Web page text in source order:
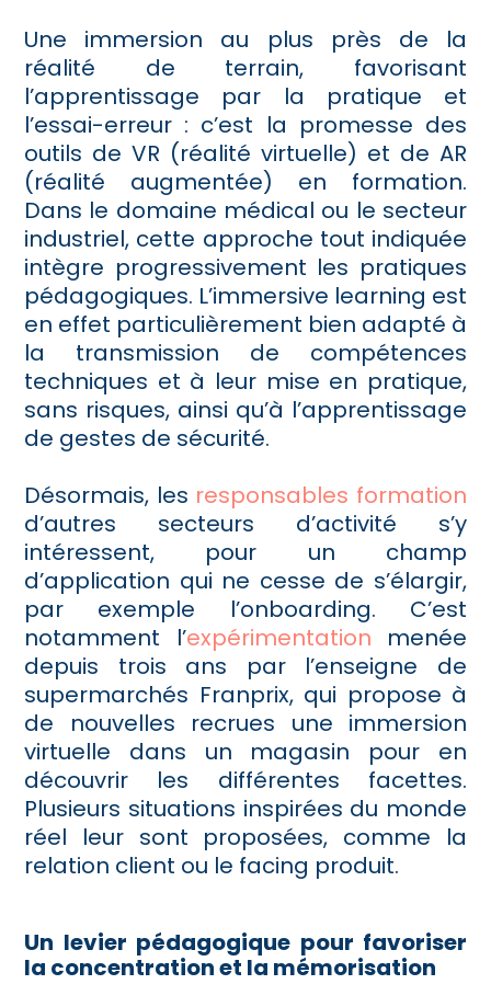
Une immersion au plus près de la
réalité de terrain, favorisant
l’apprentissage par la pratique et
l’essai-erreur : c’est la promesse des
outils de VR (réalité virtuelle) et de AR
(réalité augmentée) en formation.
Dans le domaine médical ou le secteur
industriel, cette approche tout indiquée
intègre progressivement les pratiques
pédagogiques. L’immersive learning est
en effet particulièrement bien adapté à
la transmission de compétences
techniques et à leur mise en pratique,
sans risques, ainsi qu’à l’apprentissage
de gestes de sécurité.
Désormais, les responsables formation
d’autres secteurs d’activité s’y
intéressent, pour un champ
d’application qui ne cesse de s’élargir,
par exemple l’onboarding. C’est
notamment l’expérimentation menée
depuis trois ans par l’enseigne de
supermarchés Franprix, qui propose à
de nouvelles recrues une immersion
virtuelle dans un magasin pour en
découvrir les différentes facettes.
Plusieurs situations inspirées du monde
réel leur sont proposées, comme la
relation client ou le facing produit.
Un levier pédagogique pour favoriser
la concentration et la mémorisation